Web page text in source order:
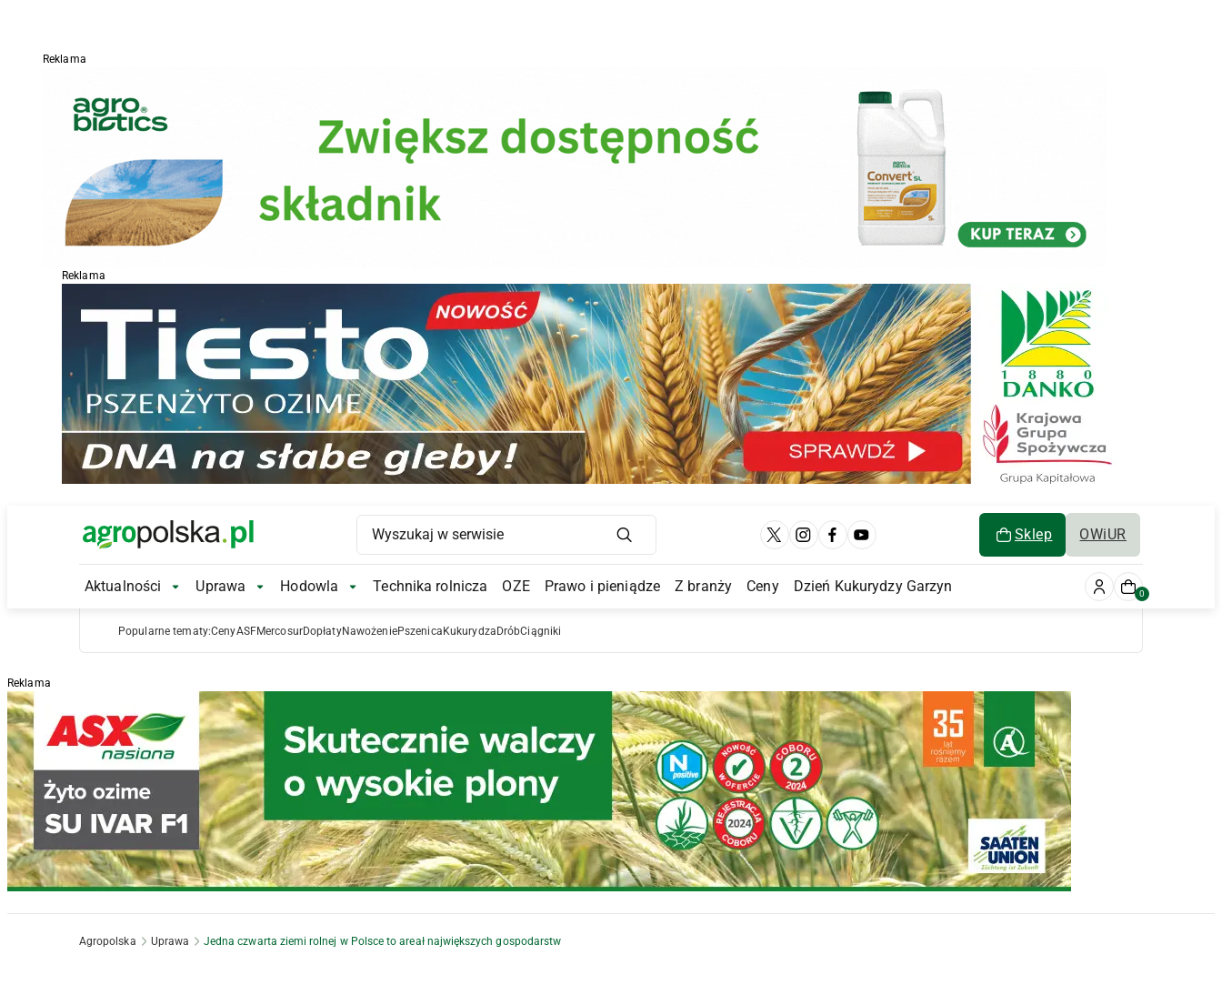
Reklama
Reklama
Main Logo Sklep OWiUR
Main Navigation
Aktualności Aktualności Submenu
Uprawa Uprawa Submenu
Hodowla Hodowla Submenu
Technika rolnicza OZE Prawo i pieniądze Z branży Ceny Dzień Kukurydzy Garzyn 0
Popularne tematy:CenyASFMercosurDopłatyNawożeniePszenica Kukurydza DróbCiągniki
Reklama
Agropolska Uprawa Jedna czwarta ziemi rolnej w Polsce to areał największych gospodarstw